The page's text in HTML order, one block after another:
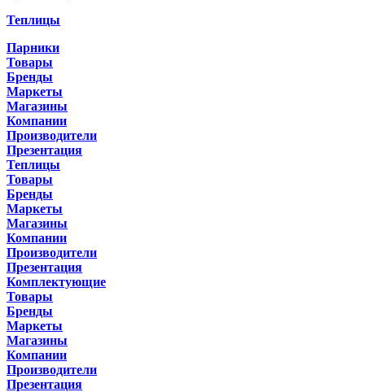
Теплицы
Парники
Товары
Бренды
Маркеты
Магазины
Компании
Производители
Презентация
Теплицы
Товары
Бренды
Маркеты
Магазины
Компании
Производители
Презентация
Комплектующие
Товары
Бренды
Маркеты
Магазины
Компании
Производители
Презентация